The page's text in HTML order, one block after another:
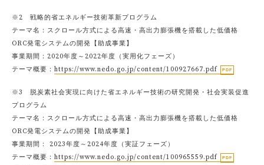
※2 戦略的省エネルギー技術革新プログラム
テーマ名：スクロール方式による高速・高出力膨張機を搭載した低価格
ORC発電システムの開発【助成事業】
事業期間：2020年度～2022年度（実用化フェーズ）
テーマ概要： https://www.nedo.go.jp/content/100927667.pdf
※3 脱炭素社会実現に向けた省エネルギー技術の研究開発・社会実装促進
プログラム
テーマ名：スクロール方式による高速・高出力膨張機を搭載した低価格
ORC発電システムの開発【助成事業】
事業期間： 2023年度～2024年度（実証フェーズ）
テーマ概要： https://www.nedo.go.jp/content/100965559.pdf